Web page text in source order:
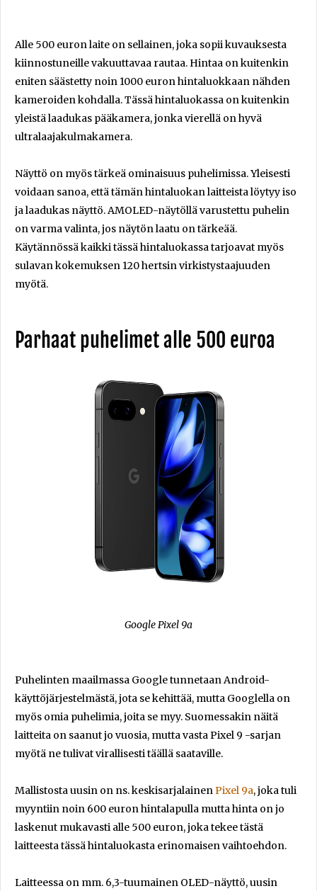
Alle 500 euron laite on sellainen, joka sopii kuvauksesta
kiinnostuneille vakuuttavaa rautaa. Hintaa on kuitenkin
eniten säästetty noin 1000 euron hintaluokkaan nähden
kameroiden kohdalla. Tässä hintaluokassa on kuitenkin
yleistä laadukas pääkamera, jonka vierellä on hyvä
ultralaajakulmakamera.
Näyttö on myös tärkeä ominaisuus puhelimissa. Yleisesti
voidaan sanoa, että tämän hintaluokan laitteista löytyy iso
ja laadukas näyttö. AMOLED-näytöllä varustettu puhelin
on varma valinta, jos näytön laatu on tärkeää.
Käytännössä kaikki tässä hintaluokassa tarjoavat myös
sulavan kokemuksen 120 hertsin virkistystaajuuden
myötä.
Parhaat puhelimet alle 500 euroa
Google Pixel 9a
Puhelinten maailmassa Google tunnetaan Android-
käyttöjärjestelmästä, jota se kehittää, mutta Googlella on
myös omia puhelimia, joita se myy. Suomessakin näitä
laitteita on saanut jo vuosia, mutta vasta Pixel 9 -sarjan
myötä ne tulivat virallisesti täällä saataville.
Mallistosta uusin on ns. keskisarjalainenPixel 9a, joka tuli
myyntiin noin 600 euron hintalapulla mutta hinta on jo
laskenut mukavasti alle 500 euron, joka tekee tästä
laitteesta tässä hintaluokasta erinomaisen vaihtoehdon.
Laitteessa on mm. 6,3-tuumainen OLED-näyttö, uusin